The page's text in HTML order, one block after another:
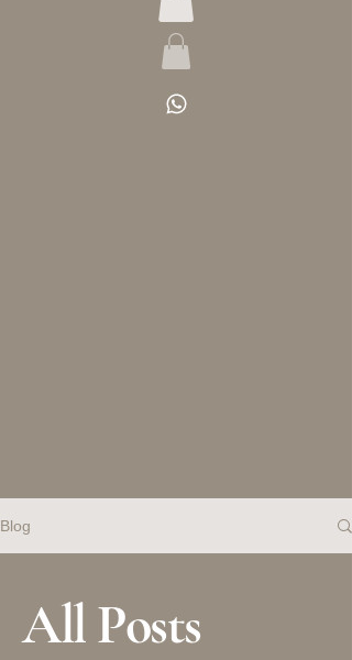
Blog
All Posts